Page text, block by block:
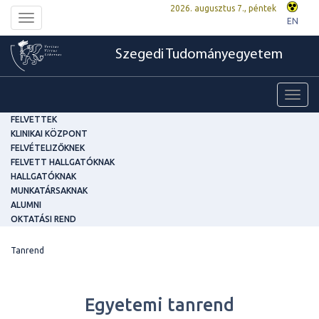
Toggle
navigation
2026. augusztus 7., péntek
EN
Szegedi Tudományegyetem
FELVETTEK
KLINIKAI KÖZPONT
FELVÉTELIZŐKNEK
FELVETT HALLGATÓKNAK
HALLGATÓKNAK
MUNKATÁRSAKNAK
ALUMNI
OKTATÁSI REND
Tanrend
Egyetemi tanrend